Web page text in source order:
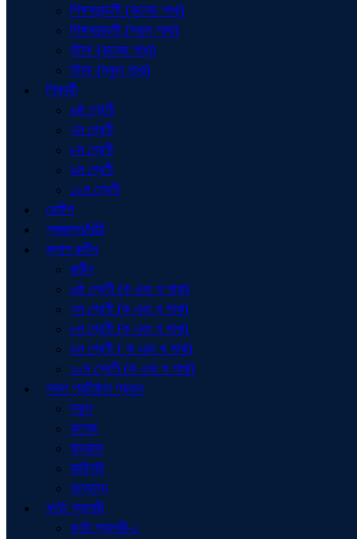
শিক্ষকমন্ডলী (কলেজ শাখা)
শিক্ষকমন্ডলী (স্কুল শাখা)
স্টাফ (কলেজ শাখা)
স্টাফ (স্কুল শাখা)
শিক্ষার্থী
৬ষ্ঠ শ্রেণী
৭ম শ্রেণী
৮ম শ্রেণী
৯ম শ্রেণী
১০ম শ্রেণী
নোটিশ
প্রজ্ঞাপন/চিঠি
ক্লাশ রুটিন
রুটিন
৬ষ্ঠ শ্রেণী (ক এবং খ শাখা)
৭ম শ্রেণী (ক এবং খ শাখা)
৮ম শ্রেণী (ক এবং খ শাখা)
৯ম শ্রেণী ( ক এবং খ শাখা)
১০ম শ্রেণী (ক এবং খ শাখা)
সকল প্রতিষ্ঠান প্রধান
স্কুল
কলেজ
মাদ্রাসা
কারিগরি
অন্যান্য
ফটো গ্যালারী
ফটো গ্যালারী-১